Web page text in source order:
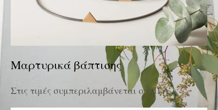
Μαρτυρικά βάπτισης
Στις τιμές συμπεριλαμβάνεται ο Φ.Π.Α.